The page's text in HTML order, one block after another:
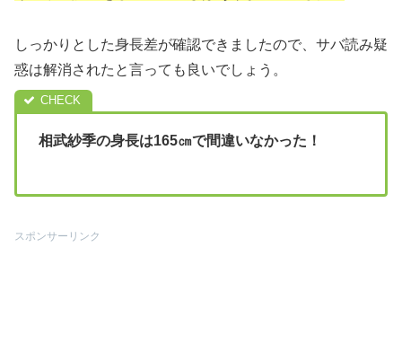
しっかりとした身長差が確認できましたので、サバ読み疑
惑は解消されたと言っても良いでしょう。
相武紗季の身長は165㎝で間違いなかった！
スポンサーリンク